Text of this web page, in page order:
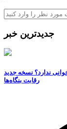
جدیدترین خبر
ندارد؟ نسخه جدید
رقابت‌ بنگاه‌ها